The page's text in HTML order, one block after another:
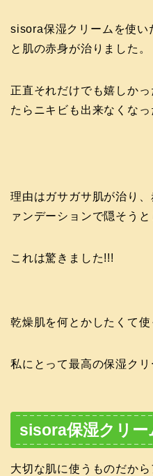
sisora保湿クリームを使い
と肌の赤身が治りました。
正直それだけでも嬉しか
たらニキビも出来なくなっ
理由はガサガサ肌が治り
ァンデーションで隠そう
これは驚きました!!!
乾燥肌を何とかしたくて
私にとって最高の保湿クリ
sisora保湿クリー
大切な肌に使うものだか